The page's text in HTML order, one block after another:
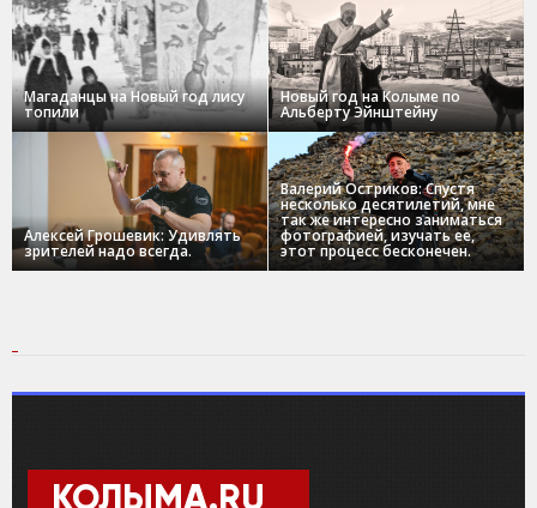
Магаданцы на Новый год лису
топили
Новый год на Колыме по
Альберту Эйнштейну
Алексей Грошевик: Удивлять
зрителей надо всегда.
Валерий Остриков: Спустя
несколько десятилетий, мне
так же интересно заниматься
фотографией, изучать ее,
этот процесс бесконечен.
КОЛЫМА.RU